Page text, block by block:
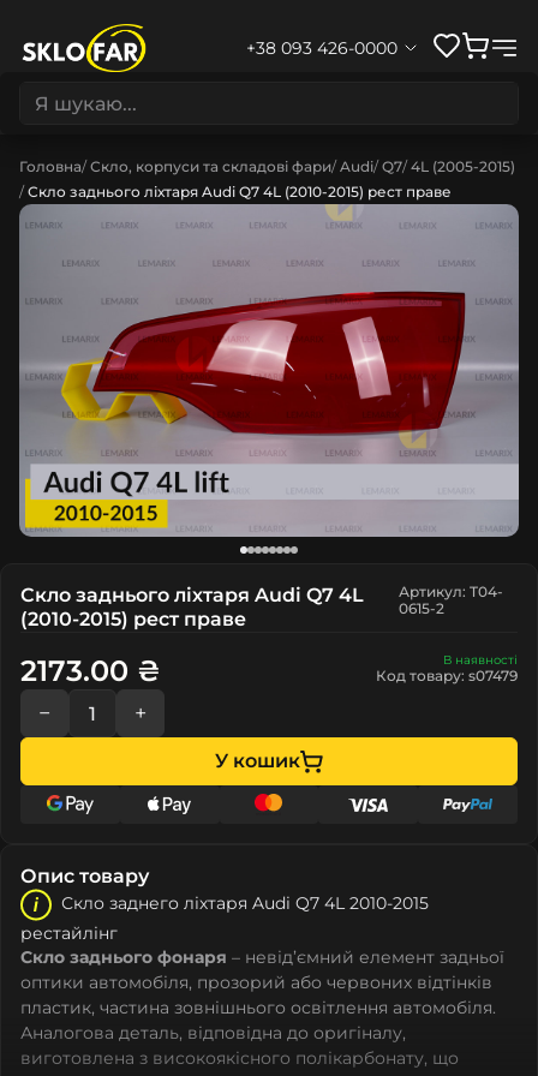
+38 093 426-0000
Головна Скло, корпуси та складові фари Audi Q7 4L (2005-2015)
Скло заднього ліхтаря Audi Q7 4L (2010-2015) рест праве
Скло заднього ліхтаря Audi Q7 4L
(2010-2015) рест праве
Артикул: T04-
0615-2
В наявності
Код товару: s07479
2173.00 ₴
− +
У кошик
Опис товару
Скло заднего ліхтаря Audi Q7 4L 2010-2015
рестайлінг
Скло заднього фонаря – невід’ємний елемент задньої
оптики автомобіля, прозорий або червоних відтінків
пластик, частина зовнішнього освітлення автомобіля.
Аналогова деталь, відповідна до оригіналу,
виготовлена з високоякісного полікарбонату, що